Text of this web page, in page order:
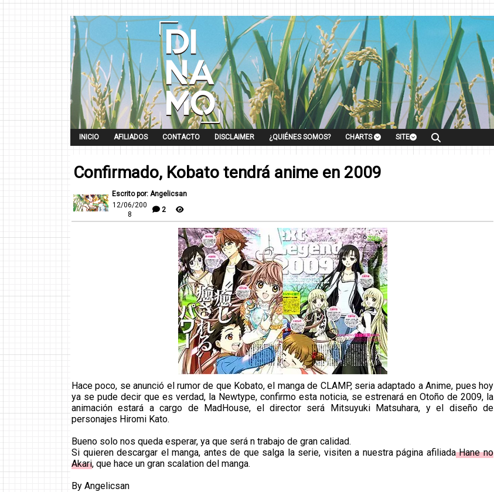
INICIO AFILIADOS CONTACTO DISCLAIMER ¿QUIÉNES SOMOS? CHARTS SITE
Confirmado, Kobato tendrá anime en 2009
Escrito por: Angelicsan
12/06/200
8
2
Hace poco, se anunció el rumor de que Kobato, el manga de CLAMP, seria adaptado a Anime, pues hoy
ya se pude decir que es verdad, la Newtype, confirmo esta noticia, se estrenará en Otoño de 2009, la
animación estará a cargo de MadHouse, el director será Mitsuyuki Matsuhara, y el diseño de
personajes Hiromi Kato.
Bueno solo nos queda esperar, ya que será n trabajo de gran calidad.
Si quieren descargar el manga, antes de que salga la serie, visiten a nuestra página afiliadaHane no
Akari, que hace un gran scalation del manga.
By Angelicsan